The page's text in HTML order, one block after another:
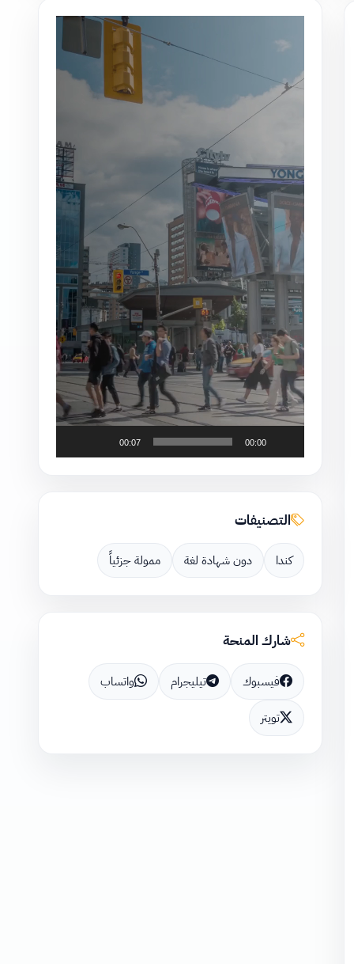
الفيديو
00:00
00:07
التصنيفات
كندا دون شهادة لغة ممولة جزئياً
شارك المنحة
فيسبوك تيليجرام واتساب
تويتر